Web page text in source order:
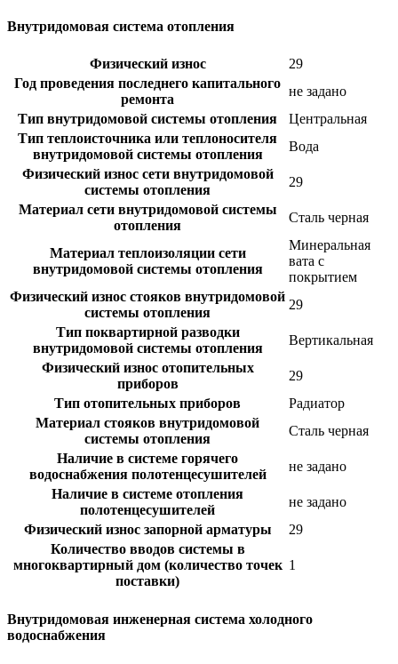
Внутридомовая система отопления
Физический износ
29
Год проведения последнего капитального
ремонта
не задано
Тип внутридомовой системы отопления
Центральная
Тип теплоисточника или теплоносителя
внутридомовой системы отопления
Вода
Физический износ сети внутридомовой
системы отопления
29
Материал сети внутридомовой системы
отопления
Сталь черная
Материал теплоизоляции сети
внутридомовой системы отопления
Минеральная
вата с
покрытием
Физический износ стояков внутридомовой
системы отопления
29
Тип поквартирной разводки
внутридомовой системы отопления
Вертикальная
Физический износ отопительных
приборов
29
Тип отопительных приборов
Радиатор
Материал стояков внутридомовой
системы отопления
Сталь черная
Наличие в системе горячего
водоснабжения полотенцесушителей
не задано
Наличие в системе отопления
полотенцесушителей
не задано
Физический износ запорной арматуры
29
Количество вводов системы в
многоквартирный дом (количество точек
поставки)
1
Внутридомовая инженерная система холодного
водоснабжения